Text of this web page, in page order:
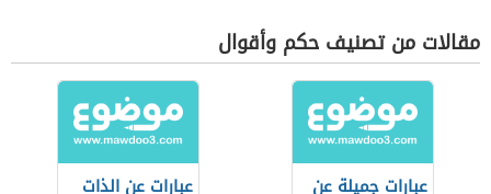
مقالات من تصنيف حكم وأقوال
عبارات جميلة عن
عبارات عن الذات